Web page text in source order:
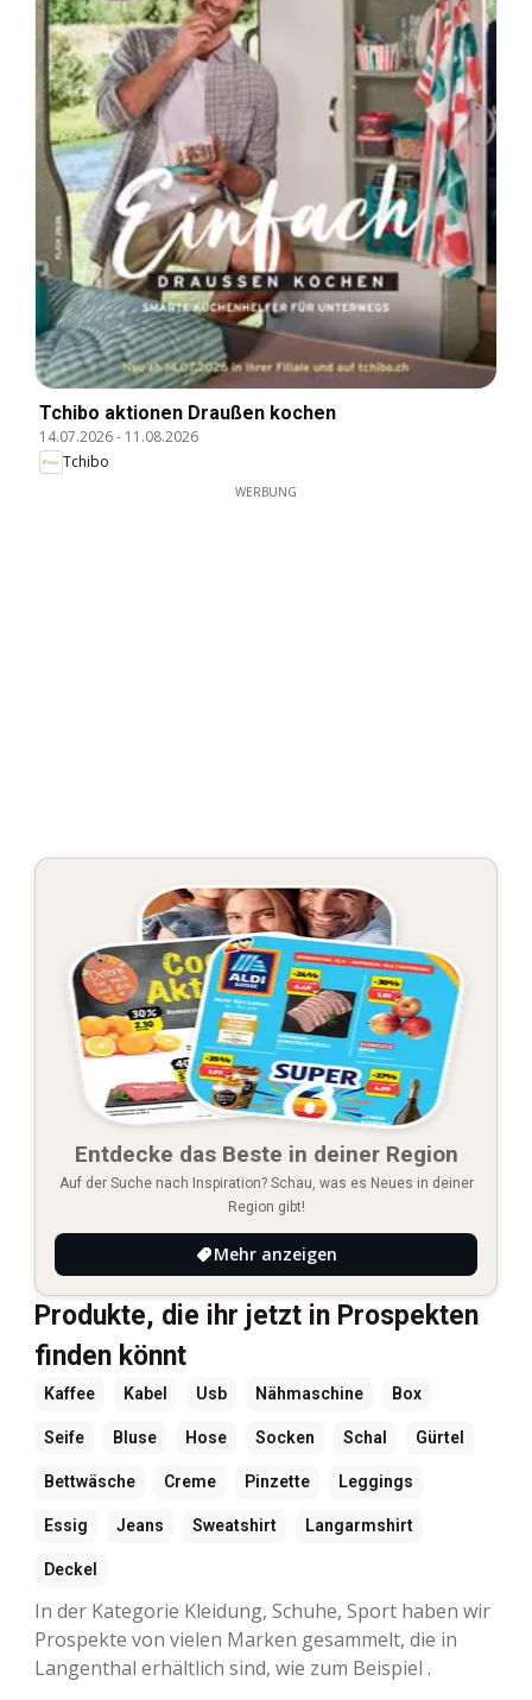
Tchibo aktionen Draußen kochen
14.07.2026- 11.08.2026
Tchibo
WERBUNG
Entdecke das Beste in deiner Region
Auf der Suche nach Inspiration? Schau, was es Neues in deiner
Region gibt!
Mehr anzeigen
Produkte, die ihr jetzt in Prospekten
finden könnt
Kaffee Kabel Usb Nähmaschine Box
Seife Bluse Hose Socken Schal Gürtel
Bettwäsche Creme Pinzette Leggings
Essig Jeans Sweatshirt Langarmshirt
Deckel
In der Kategorie Kleidung, Schuhe, Sport haben wir
Prospekte von vielen Marken gesammelt, die in
Langenthal erhältlich sind, wie zum Beispiel .